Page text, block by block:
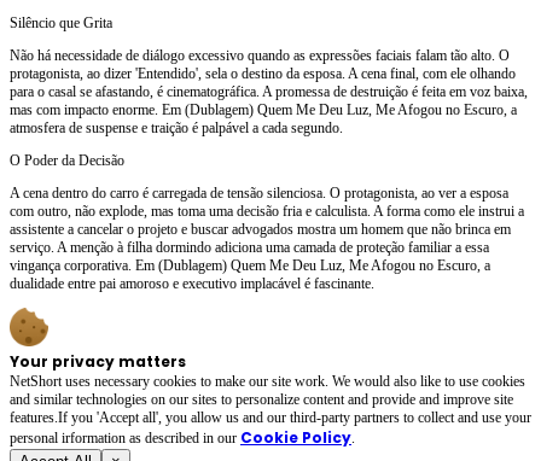
Silêncio que Grita
Não há necessidade de diálogo excessivo quando as expressões faciais falam tão alto. O
protagonista, ao dizer 'Entendido', sela o destino da esposa. A cena final, com ele olhando
para o casal se afastando, é cinematográfica. A promessa de destruição é feita em voz baixa,
mas com impacto enorme. Em (Dublagem) Quem Me Deu Luz, Me Afogou no Escuro, a
atmosfera de suspense e traição é palpável a cada segundo.
O Poder da Decisão
A cena dentro do carro é carregada de tensão silenciosa. O protagonista, ao ver a esposa
com outro, não explode, mas toma uma decisão fria e calculista. A forma como ele instrui a
assistente a cancelar o projeto e buscar advogados mostra um homem que não brinca em
serviço. A menção à filha dormindo adiciona uma camada de proteção familiar a essa
vingança corporativa. Em (Dublagem) Quem Me Deu Luz, Me Afogou no Escuro, a
dualidade entre pai amoroso e executivo implacável é fascinante.
Your privacy matters
NetShort uses necessary cookies to make our site work. We would also like to use cookies
and similar technologies on our sites to personalize content and provide and improve site
features.If you 'Accept all', you allow us and our third-party partners to collect and use your
personal irformation as described in our Cookie Policy.